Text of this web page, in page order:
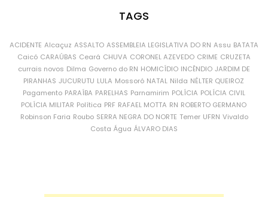
TAGS
ACIDENTE Alcaçuz ASSALTO ASSEMBLEIA LEGISLATIVA DO RN Assu BATATA
Caicó CARAÚBAS Ceará CHUVA CORONEL AZEVEDO CRIME CRUZETA
currais novos Dilma Governo do RN HOMICÍDIO INCÊNDIO JARDIM DE
PIRANHAS JUCURUTU LULA Mossoró NATAL Nilda NÉLTER QUEIROZ
Pagamento PARAÍBA PARELHAS Parnamirim POLÍCIA POLÍCIA CIVIL
POLÍCIA MILITAR Política PRF RAFAEL MOTTA RN ROBERTO GERMANO
Robinson Faria Roubo SERRA NEGRA DO NORTE Temer UFRN Vivaldo
Costa Água ÁLVARO DIAS